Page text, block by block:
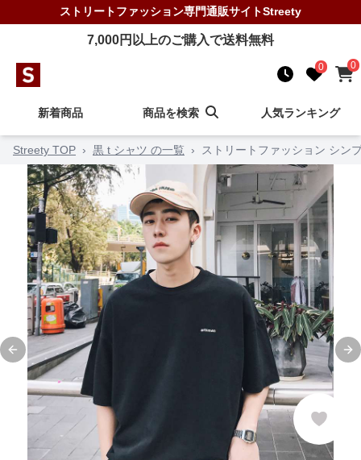
ストリートファッション専門通販サイトStreety
7,000円以上のご購入で送料無料
0 0
新着商品 商品を検索 人気ランキング
Streety TOP › 黒 t シャツ の一覧 › ストリートファッション シン
Previous slide